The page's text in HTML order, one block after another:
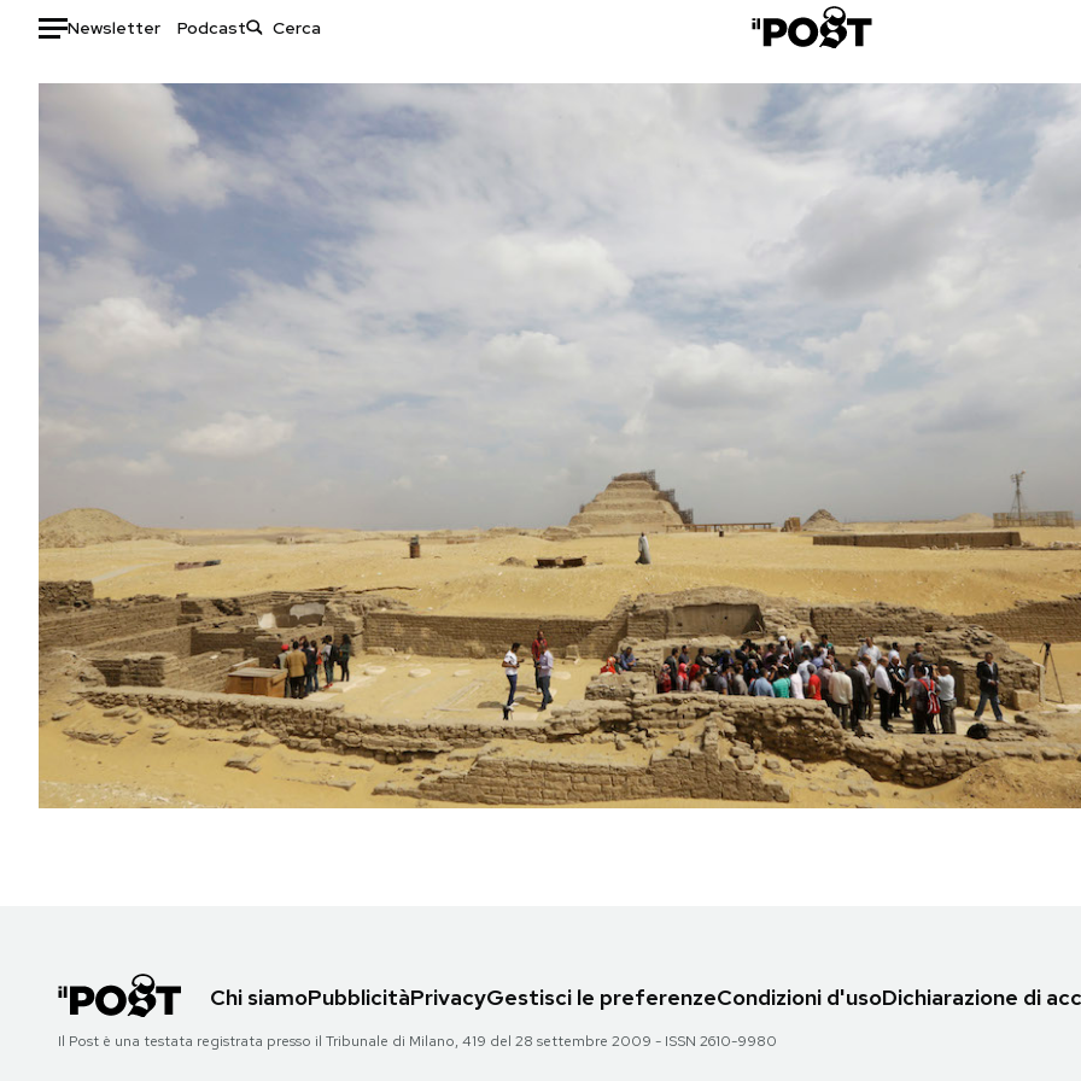
Newsletter Podcast
Auto
Tecnologia
Consumismi
Storie/Idee
PODCAST
NEWSLETTER
I MIEI PREFERITI
AREA PERSONALE
Area Personale
Chi siamoPubblicitàPrivacyGestisci le preferenzeCondizioni d'usoDichiarazione di
Il Post è una testata registrata presso il Tribunale di Milano, 419 del 28 settembre 2009 - ISSN 2610-9980